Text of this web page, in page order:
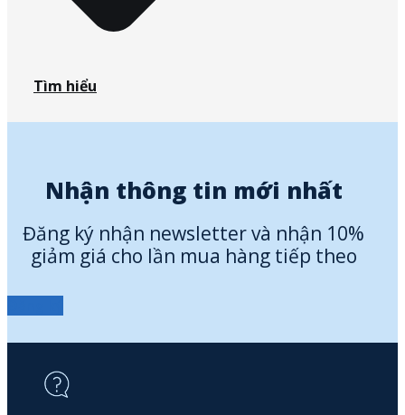
Tìm hiểu
Nhận thông tin mới nhất
Đăng ký nhận newsletter và nhận 10%
giảm giá cho lần mua hàng tiếp theo